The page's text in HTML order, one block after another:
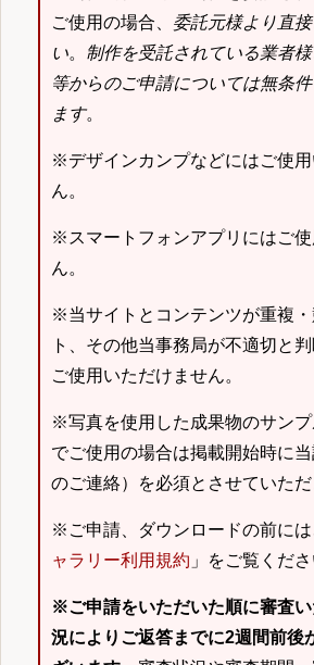
ご使用の場合、 委託元様より直
い。 制作を受託されている業者
等からのご申請については無条
ます。
※デザインカンプなどにはご使
ん。
※スマートフォンアプリにはご
ん。
※当サイトとコンテンツが重複・
ト、その他当事務局が不適切と
ご使用いただけません。
※写真を使用した成果物のサン
でご使用の場合は掲載開始時に
のご連絡）を必須とさせていただ
※ご申請、ダウンロードの前には
ャラリー利用規約 」をご覧くださ
※ご申請をいただいた順に審査
況によりご返答までに2週間前後